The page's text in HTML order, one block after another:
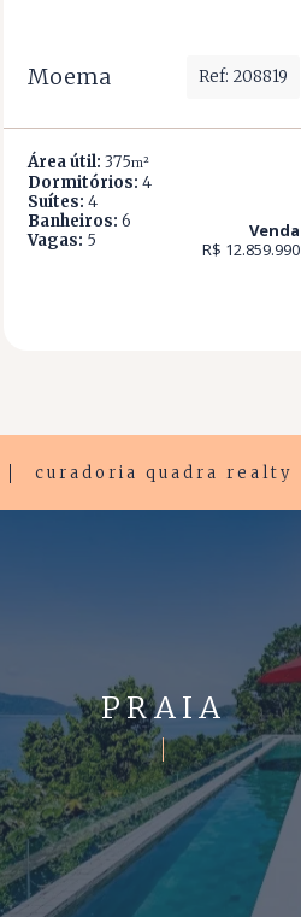
Moema Ref: 208819
Área útil: 375m²
Dormitórios: 4
Suítes: 4
Banheiros: 6
Vagas: 5
Venda
R$ 12.859.990
curadoria quadra realty
PRAIA